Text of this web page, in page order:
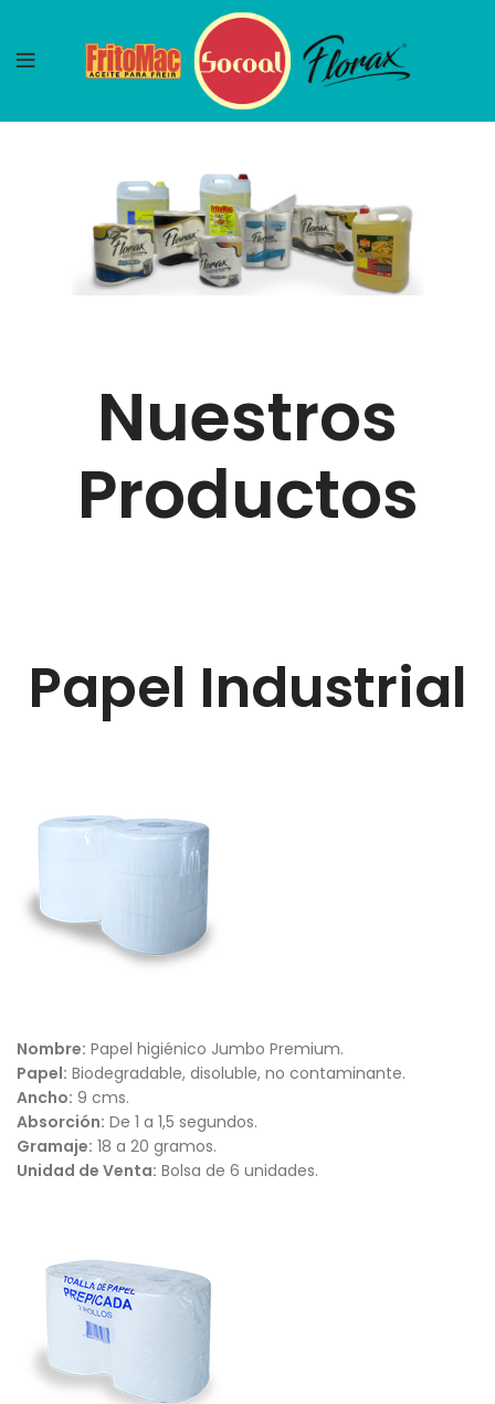
Nuestros
Productos
Papel Industrial
Nombre: Papel higiénico Jumbo Premium.
Papel: Biodegradable, disoluble, no contaminante.
Ancho: 9 cms.
Absorción: De 1 a 1,5 segundos.
Gramaje: 18 a 20 gramos.
Unidad de Venta: Bolsa de 6 unidades.